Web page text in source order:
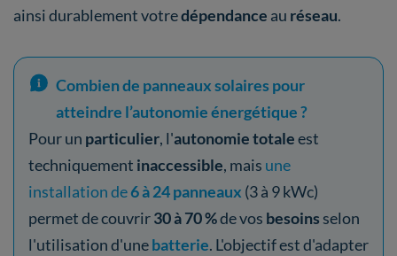
ainsi durablement votredépendance au réseau.
Combien de panneaux solaires pour
atteindre l’autonomie énergétique ?
Pour un particulier, l'autonomie totaleest
techniquement inaccessible, mais une
installation de6 à 24 panneaux (3 à 9 kWc)
permet de couvrir30 à 70 %de vos besoins selon
l'utilisation d'unebatterie. L'objectif est d'adapter